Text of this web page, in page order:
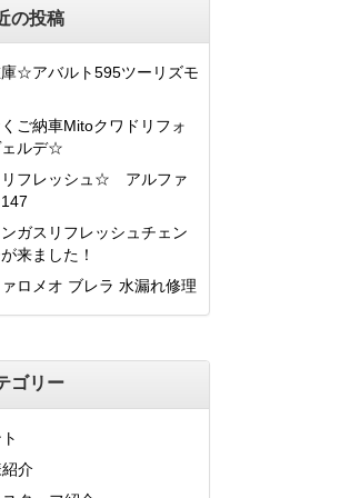
の投稿
☆アバルト595ツーリズモ
ご納車Mitoクワドリフォ
ェルデ☆
リフレッシュ☆ アルファ
ガスリフレッシュチェン
来ました！
ロメオ ブレラ 水漏れ修理
ゴリー
介